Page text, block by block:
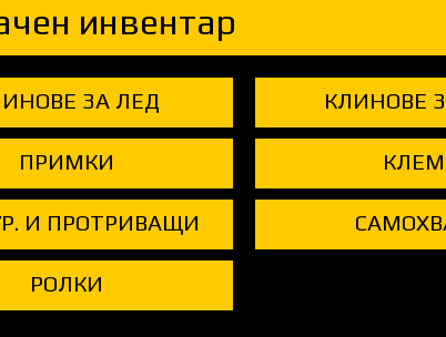
инвентар
ЗА ЛЕД КЛИНОВЕ
ПРИМКИ
И ПРОТРИВАЩИ
РОЛКИ